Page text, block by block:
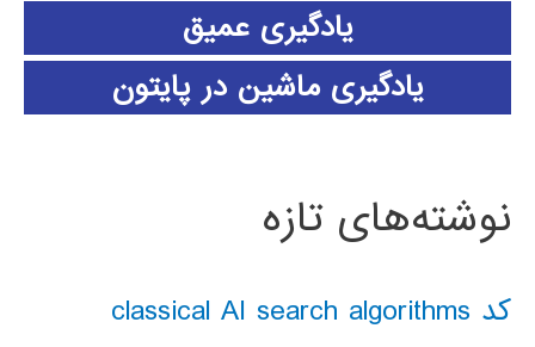
یادگیری عمیق
یادگیری ماشین در پایتون
نوشته‌های تازه
کد classical AI search algorithms